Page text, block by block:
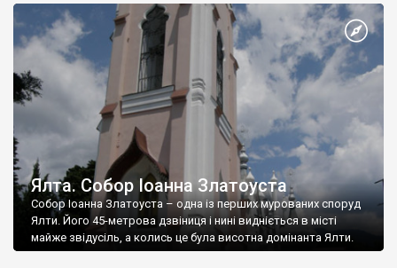
Ялта. Собор Іоанна Златоуста
Собор Іоанна Златоуста – одна із перших мурованих споруд
Ялти. Його 45-метрова дзвіниця і нині видніється в місті
майже звідусіль, а колись це була висотна домінанта Ялти.